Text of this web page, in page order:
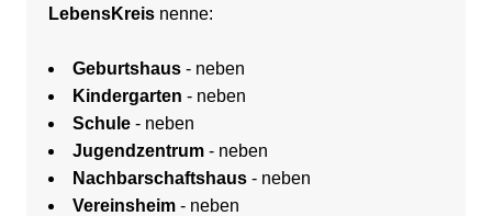
LebensKreisnenne:
Geburtshaus- neben
Kindergarten - neben
Schule- neben
Jugendzentrum- neben
Nachbarschaftshaus- neben
Vereinsheim- neben